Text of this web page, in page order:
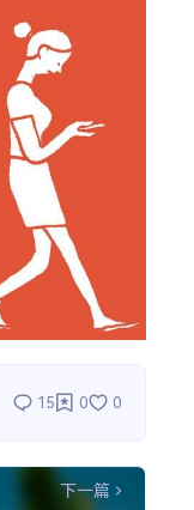
15 0 0
下一篇